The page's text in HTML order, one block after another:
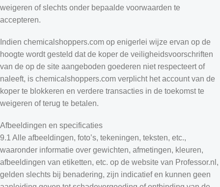
weigeren of slechts onder bepaalde voorwaarden te
accepteren.
Indien chemicalshoppers.com op enigerlei wijze ervan op de
hoogte wordt gesteld dat de koper de veiligheidsvoorschriften
van de op de site aangeboden goederen niet respecteert of
naleeft, is chemicalshoppers.com verplicht het account van de
koper te blokkeren en verdere transacties in de toekomst te
weigeren of terug te betalen.
Afbeeldingen en specificaties
9.1 Alle afbeeldingen, foto’s, tekeningen, teksten, etc.,
waaronder informatie over gewichten, afmetingen, kleuren,
afbeeldingen van etiketten, etc. op de website van Professor.nl,
gelden slechts bij benadering, zijn indicatief en kunnen geen